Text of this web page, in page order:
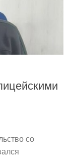
со